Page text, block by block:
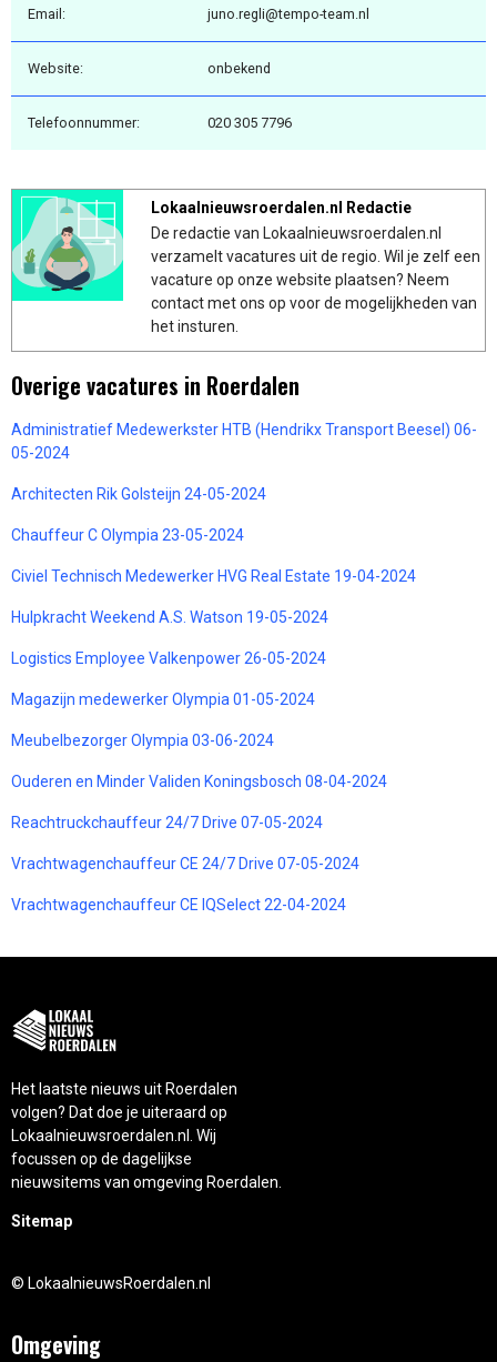
Email: juno.regli@tempo-team.nl
Website: onbekend
Telefoonnummer: 020 305 7796
Lokaalnieuwsroerdalen.nl Redactie
De redactie van Lokaalnieuwsroerdalen.nl
verzamelt vacatures uit de regio. Wil je zelf een
vacature op onze website plaatsen? Neem
contact met ons op voor de mogelijkheden van
het insturen.
Overige vacatures in Roerdalen
Administratief Medewerkster HTB (Hendrikx Transport Beesel) 06-
05-2024
Architecten Rik Golsteijn 24-05-2024
Chauffeur C Olympia 23-05-2024
Civiel Technisch Medewerker HVG Real Estate 19-04-2024
Hulpkracht Weekend A.S. Watson 19-05-2024
Logistics Employee Valkenpower 26-05-2024
Magazijn medewerker Olympia 01-05-2024
Meubelbezorger Olympia 03-06-2024
Ouderen en Minder Validen Koningsbosch 08-04-2024
Reachtruckchauffeur 24/7 Drive 07-05-2024
Vrachtwagenchauffeur CE 24/7 Drive 07-05-2024
Vrachtwagenchauffeur CE IQSelect 22-04-2024
Het laatste nieuws uit Roerdalen
volgen? Dat doe je uiteraard op
Lokaalnieuwsroerdalen.nl. Wij
focussen op de dagelijkse
nieuwsitems van omgeving Roerdalen.
Sitemap
© LokaalnieuwsRoerdalen.nl
Omgeving